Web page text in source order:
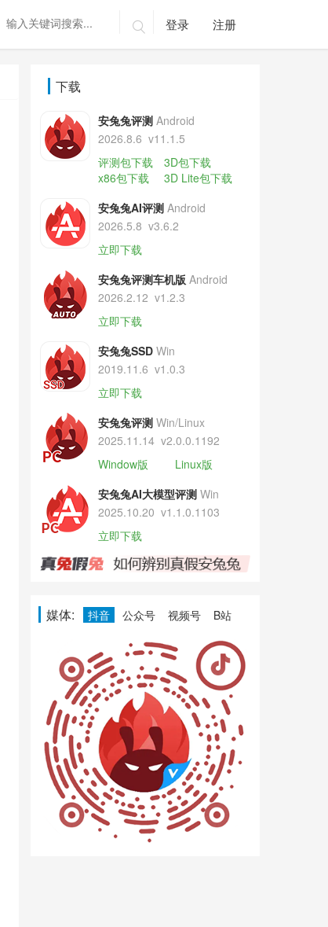
 登录 注册
下载
安兔兔评测 Android
2026.8.6 v11.1.5
评测包下载
3D包下载
x86包下载
3D Lite包下载
安兔兔AI评测 Android
2026.5.8 v3.6.2
立即下载
安兔兔评测车机版 Android
2026.2.12 v1.2.3
立即下载
安兔兔SSD Win
2019.11.6 v1.0.3
立即下载
安兔兔评测 Win/Linux
2025.11.14 v2.0.0.1192
Window版
Linux版
安兔兔AI大模型评测 Win
2025.10.20 v1.1.0.1103
立即下载
媒体: 抖音 公众号 视频号 B站